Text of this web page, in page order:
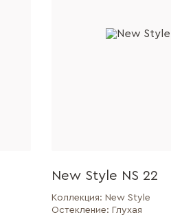
New Style NS 22
Коллекция: New Style
Остекление: Глухая